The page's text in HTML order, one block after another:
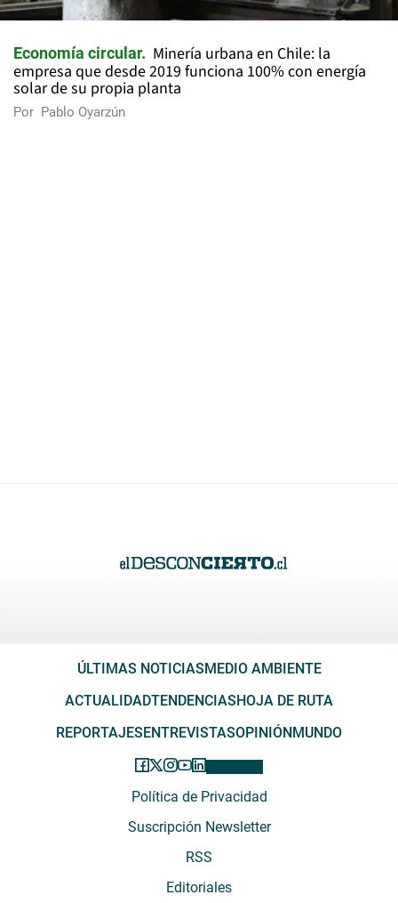
Economía circular
Minería urbana en Chile: la
empresa que desde 2019 funciona 100% con energía
solar de su propia planta
Por Pablo Oyarzún
ÚLTIMAS NOTICIAS MEDIO AMBIENTE
ACTUALIDADTENDENCIAS HOJA DE RUTA
REPORTAJES ENTREVISTASOPINIÓN MUNDO
Política de Privacidad
Suscripción Newsletter
RSS
Editoriales